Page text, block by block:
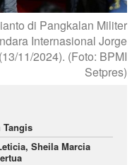
di Pangkalan Militer
Internasional Jorge
11/2024). (Foto: BPMI
Setpres)
Tangis
Sheila Marcia